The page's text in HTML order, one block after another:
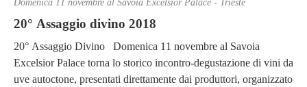
Domenica 11 novembre al Savoia Excelsior Palace - Trieste
20° Assaggio divino 2018
20° Assaggio Divino Domenica 11 novembre al Savoia
Excelsior Palace torna lo storico incontro-degustazione di vini da
uve autoctone, presentati direttamente dai produttori, organizzato